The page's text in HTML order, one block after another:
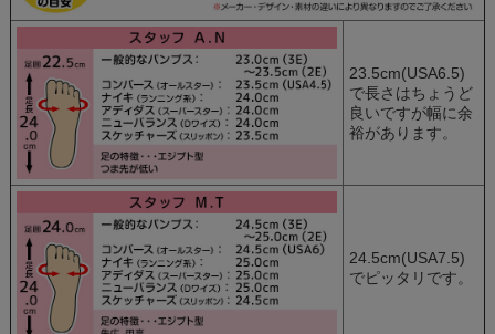
23.5cm(USA6.5)
で長さはちょうど
良いですが幅に余
裕があります。
24.5cm(USA7.5)
でピッタリです。